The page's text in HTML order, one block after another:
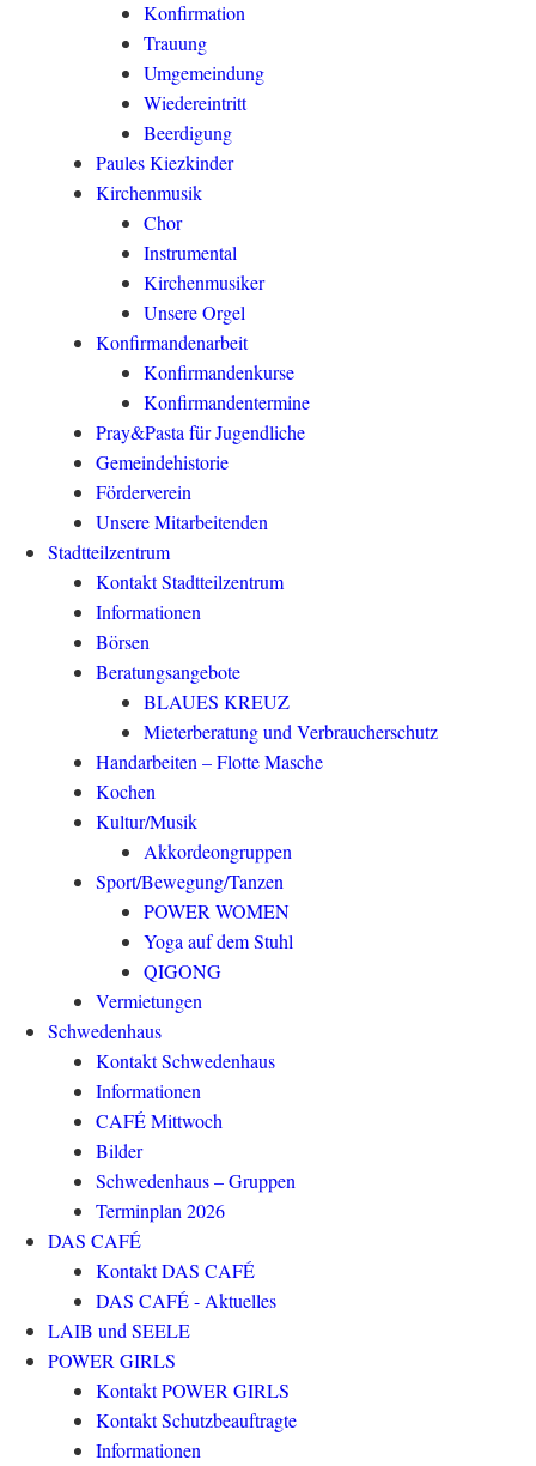
Konfirmation
Trauung
Umgemeindung
Wiedereintritt
Beerdigung
Paules Kiezkinder
Kirchenmusik
Chor
Instrumental
Kirchenmusiker
Unsere Orgel
Konfirmandenarbeit
Konfirmandenkurse
Konfirmandentermine
Pray&Pasta für Jugendliche
Gemeindehistorie
Förderverein
Unsere Mitarbeitenden
Stadtteilzentrum
Kontakt Stadtteilzentrum
Informationen
Börsen
Beratungsangebote
BLAUES KREUZ
Mieterberatung und Verbraucherschutz
Handarbeiten – Flotte Masche
Kochen
Kultur/Musik
Akkordeongruppen
Sport/Bewegung/Tanzen
POWER WOMEN
Yoga auf dem Stuhl
QIGONG
Vermietungen
Schwedenhaus
Kontakt Schwedenhaus
Informationen
CAFÉ Mittwoch
Bilder
Schwedenhaus – Gruppen
Terminplan 2026
DAS CAFÉ
Kontakt DAS CAFÉ
DAS CAFÉ - Aktuelles
LAIB und SEELE
POWER GIRLS
Kontakt POWER GIRLS
Kontakt Schutzbeauftragte
Informationen